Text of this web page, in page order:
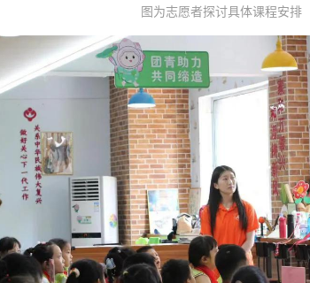
图为志愿者探讨具体课程安排